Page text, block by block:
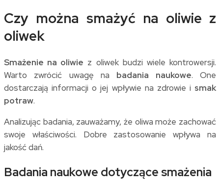
Czy można smażyć na oliwie z
oliwek
Smażenie na oliwie z oliwek budzi wiele kontrowersji.
Warto zwrócić uwagę na badania naukowe. One
dostarczają informacji o jej wpływie na zdrowie i smak
potraw.
Analizując badania, zauważamy, że oliwa może zachować
swoje właściwości. Dobre zastosowanie wpływa na
jakość dań.
Badania naukowe dotyczące smażenia